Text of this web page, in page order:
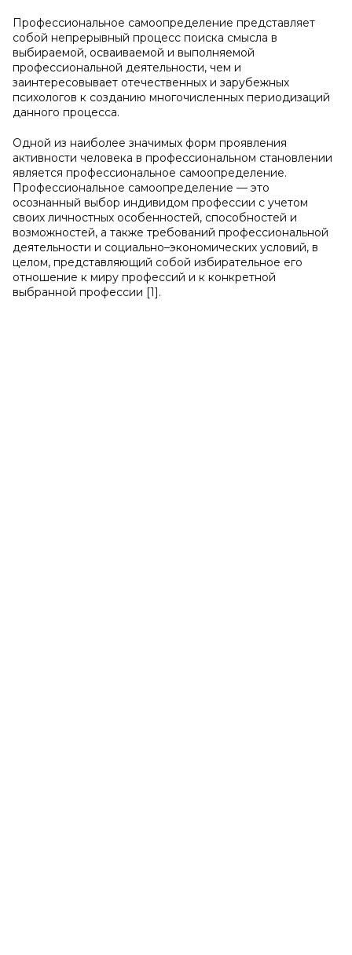
Профессиональное самоопределение представляет
собой непрерывный процесс поиска смысла в
выбираемой, осваиваемой и выполняемой
профессиональной деятельности, чем и
заинтересовывает отечественных и зарубежных
психологов к созданию многочисленных периодизаций
данного процесса.
Одной из наиболее значимых форм проявления
активности человека в профессиональном становлении
является профессиональное самоопределение.
Профессиональное самоопределение — это
осознанный выбор индивидом профессии с учетом
своих личностных особенностей, способностей и
возможностей, а также требований профессиональной
деятельности и социально–экономических условий, в
целом, представляющий собой избирательное его
отношение к миру профессий и к конкретной
выбранной профессии [1].